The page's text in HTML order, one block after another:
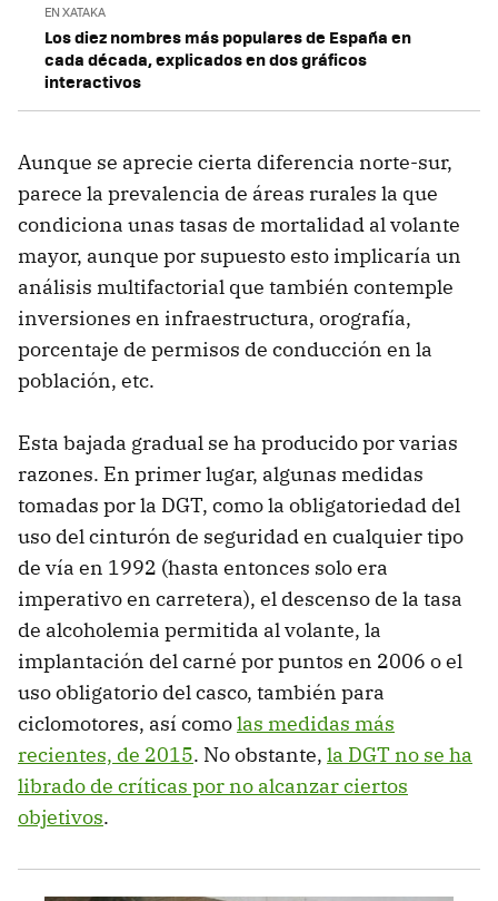
EN XATAKA
Los diez nombres más populares de España en
cada década, explicados en dos gráficos
interactivos
Aunque se aprecie cierta diferencia norte-sur,
parece la prevalencia de áreas rurales la que
condiciona unas tasas de mortalidad al volante
mayor, aunque por supuesto esto implicaría un
análisis multifactorial que también contemple
inversiones en infraestructura, orografía,
porcentaje de permisos de conducción en la
población, etc.
Esta bajada gradual se ha producido por varias
razones. En primer lugar, algunas medidas
tomadas por la DGT, como la obligatoriedad del
uso del cinturón de seguridad en cualquier tipo
de vía en 1992 (hasta entonces solo era
imperativo en carretera), el descenso de la tasa
de alcoholemia permitida al volante, la
implantación del carné por puntos en 2006 o el
uso obligatorio del casco, también para
ciclomotores, así comolas medidas más
recientes, de 2015. No obstante, la DGT no se ha
librado de críticas por no alcanzar ciertos
objetivos.